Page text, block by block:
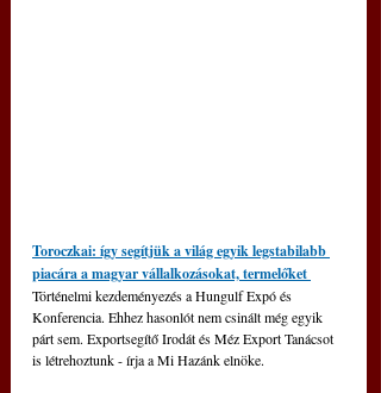
Toroczkai: így segítjük a világ egyik legstabilabb
piacára a magyar vállalkozásokat, termelőket
Történelmi kezdeményezés a Hungulf Expó és
Konferencia. Ehhez hasonlót nem csinált még egyik
párt sem. Exportsegítő Irodát és Méz Export Tanácsot
is létrehoztunk - írja a Mi Hazánk elnöke.